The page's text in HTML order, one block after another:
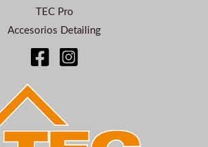
TEC Pro
Accesorios Detailing